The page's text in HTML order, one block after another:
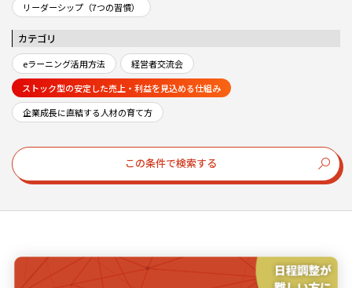
リーダーシップ（7つの習慣）
カテゴリ
eラーニング活用方法
経営者交流会
ストック型の安定した売上・利益を見込める仕組み
企業成長に直結する人材の育て方
この条件で検索する